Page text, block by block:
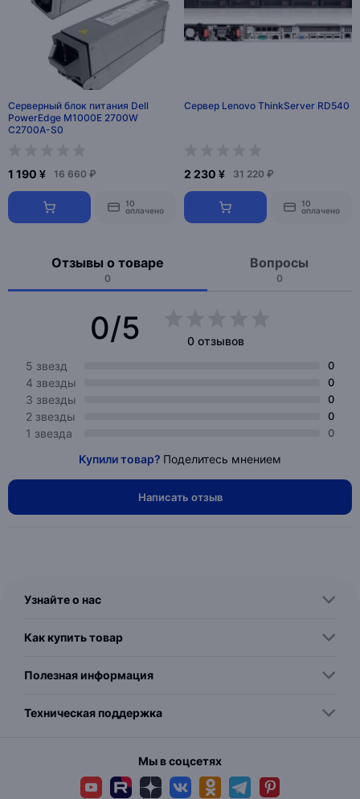
Серверный блок питания Dell
PowerEdge M1000E 2700W
C2700A-S0
1 190 ¥ 16 660 ₽
10
оплачено
Сервер Lenovo ThinkServer RD540
2 230 ¥ 31 220 ₽
10
оплачено
Отзывы о товаре
0
Вопросы
0
0/5
0 отзывов
5 звезд
0
4 звезды 0
3 звезды 0
2 звезды 0
1 звезда 0
Купили товар? Поделитесь мнением
Написать отзыв
Узнайте о нас
Как купить товар
Полезная информация
Техническая поддержка
Мы в соцсетях